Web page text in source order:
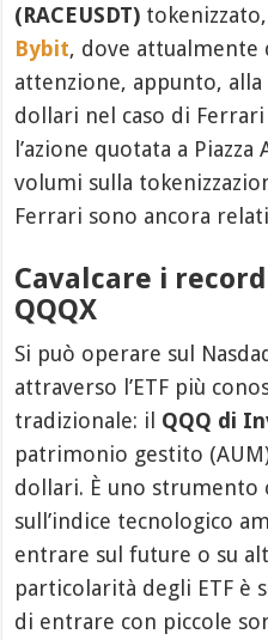
(RACEUSDT)
Bybit, dove attualmente
attenzione, appunto,
dollari nel caso di
l’azione quotata a
volumi sulla
Ferrari sono ancora
Cavalcare i
QQQX
Si può operare sul
attraverso l’ETF più
tradizionale: il QQQ di
patrimonio gestito
dollari. È uno
sull’indice tecnologico
entrare sul future o su
particolarità degli ETF è
di entrare con piccole